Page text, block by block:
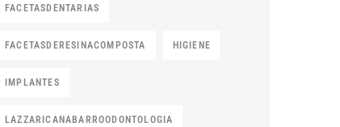
FACETASDENTARIAS
FACETASDERESINACOMPOSTA HIGIENE
IMPLANTES
LAZZARICANABARROODONTOLOGIA